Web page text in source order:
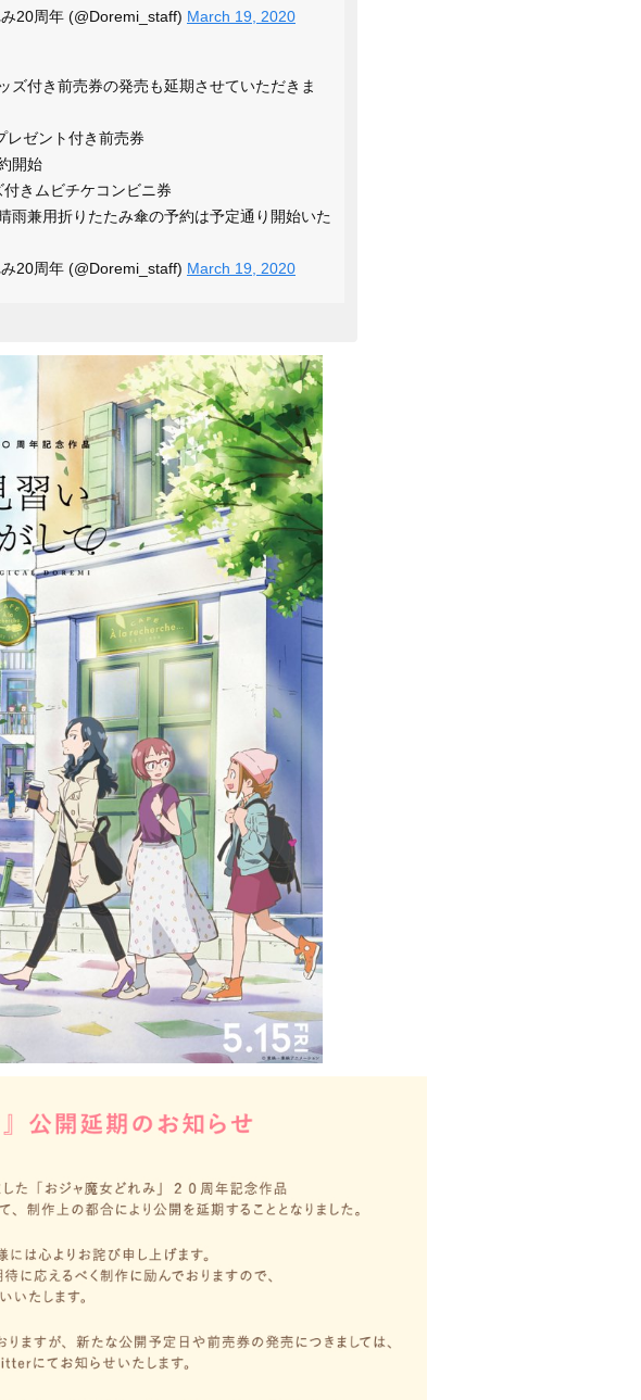
20周年 (@Doremi_staff) March 19, 2020
ズ付き前売券の発売も延期させていただきま
ゼント付き前売券
開始
きムビチケコンビニ券
雨兼用折りたたみ傘の予約は予定通り開始いた
20周年 (@Doremi_staff) March 19, 2020